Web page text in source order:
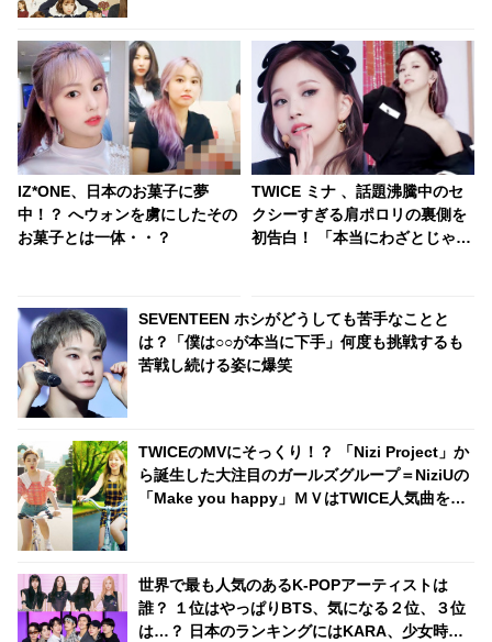
IZ*ONE、日本のお菓子に夢
中！？ へウォンを虜にしたその
お菓子とは一体・・？
TWICE ミナ 、話題沸騰中のセ
クシーすぎる肩ポロリの裏側を
初告白！ 「本当にわざとじゃな
SEVENTEEN ホシがどうしても苦手なことと
は？「僕は○○が本当に下手」何度も挑戦するも
苦戦し続ける姿に爆笑
TWICEのMVにそっくり！？ 「Nizi Project」か
ら誕生した大注目のガールズグループ＝NiziUの
「Make you happy」ＭＶはTWICE人気曲を彷
世界で最も人気のあるK-POPアーティストは
誰？ １位はやっぱりBTS、気になる２位、３位
は…？ 日本のランキングにはKARA、少女時代